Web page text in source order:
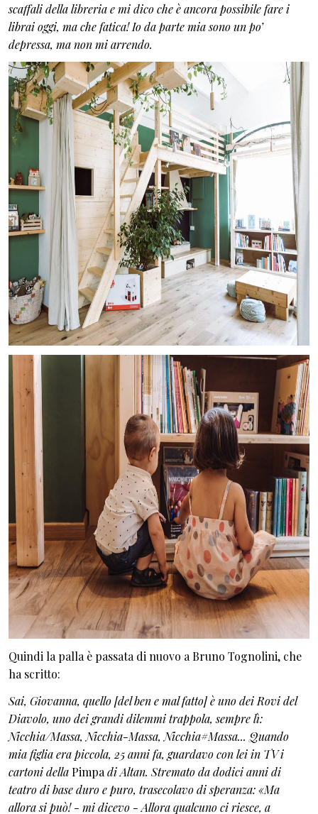
scaffali della libreria e mi dico che è ancora possibile fare i
librai oggi, ma che fatica! Io da parte mia sono un po’
depressa, ma non mi arrendo.
Quindi la palla è passata di nuovo a Bruno Tognolini, che
ha scritto:
Sai, Giovanna, quello [del ben e mal fatto] è uno dei Rovi del
Diavolo, uno dei grandi dilemmi trappola, sempre lì:
Nicchia/Massa, Nicchia-Massa, Nicchia#Massa... Quando
mia figlia era piccola, 25 anni fa, guardavo con lei in TV i
cartoni della Pimpa di Altan. Stremato da dodici anni di
teatro di base duro e puro, trasecolavo di speranza: «Ma
allora si può! - mi dicevo - Allora qualcuno ci riesce, a